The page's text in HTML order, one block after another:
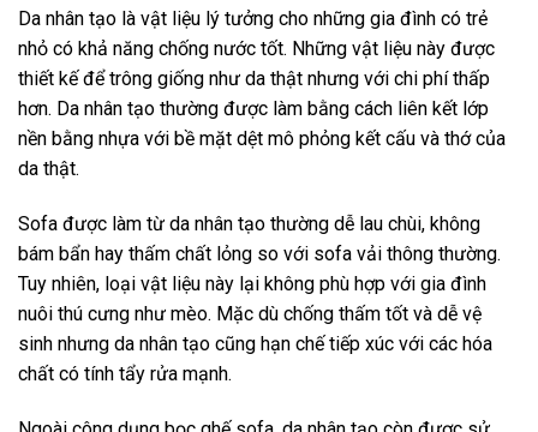
Da nhân tạo là vật liệu lý tưởng cho những gia đình có trẻ
nhỏ có khả năng chống nước tốt. Những vật liệu này được
thiết kế để trông giống như da thật nhưng với chi phí thấp
hơn. Da nhân tạo thường được làm bằng cách liên kết lớp
nền bằng nhựa với bề mặt dệt mô phỏng kết cấu và thớ của
da thật.
Sofa được làm từ da nhân tạo thường dễ lau chùi, không
bám bẩn hay thấm chất lỏng so với sofa vải thông thường.
Tuy nhiên, loại vật liệu này lại không phù hợp với gia đình
nuôi thú cưng như mèo. Mặc dù chống thấm tốt và dễ vệ
sinh nhưng da nhân tạo cũng hạn chế tiếp xúc với các hóa
chất có tính tẩy rửa mạnh.